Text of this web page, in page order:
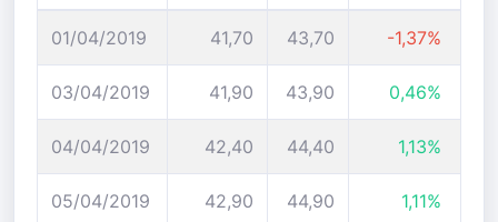
01/04/2019 41,70 43,70 -1,37%
03/04/2019 41,90 43,90 0,46%
04/04/2019 42,40 44,40 1,13%
05/04/2019 42,90 44,90 1,11%